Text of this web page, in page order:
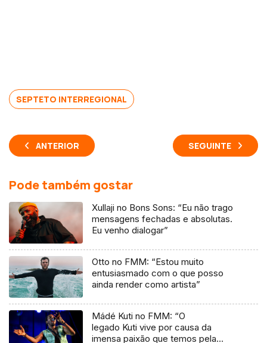
SEPTETO INTERREGIONAL
ANTERIOR SEGUINTE
Pode também gostar
Xullaji no Bons Sons: “Eu não trago
mensagens fechadas e absolutas.
Eu venho dialogar”
Otto no FMM: “Estou muito
entusiasmado com o que posso
ainda render como artista”
Mádé Kuti no FMM: “O
legado Kuti vive por causa da
imensa paixão que temos pela